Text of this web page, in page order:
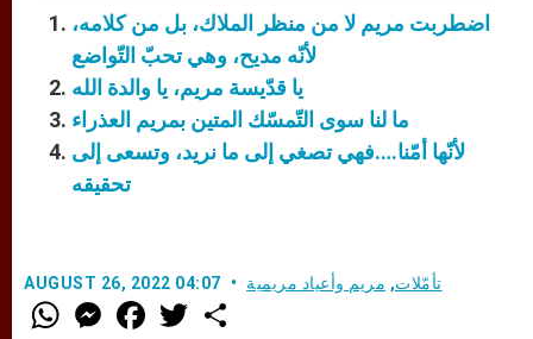
اضطربت مريم لا من منظر الملاك، بل من كلامه،
لأنّه مديح، وهي تحبّ التّواضع
يا قدّيسة مريم، يا والدة الله
ما لنا سوى التّمسّك المتين بمريم العذراء
لأنّها أمّنا….فهي تصغي إلى ما نريد، وتسعى إلى
تحقيقه
AUGUST 26, 2022 04:07 تأمّلات, مريم وأعياد مريمية
W
h
M
e
F
a w